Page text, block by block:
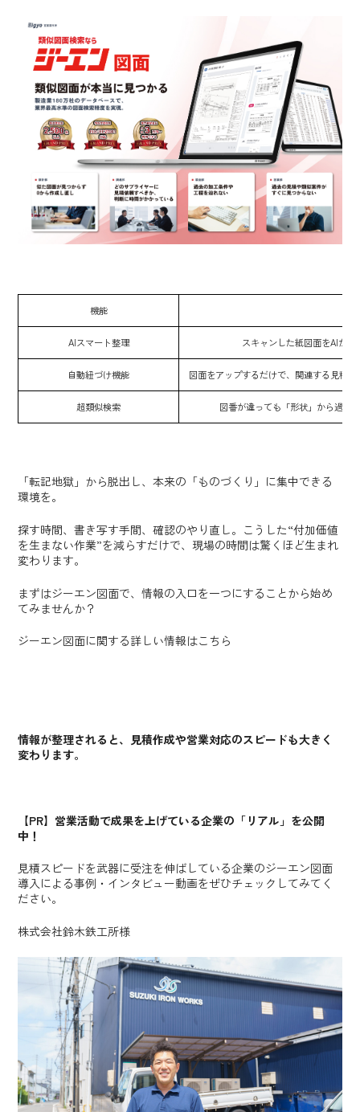
機能
AIスマート整理 スキャンした紙図面をAIが
自動紐づけ機能 図面をアップするだけで、関連する見積
超類似検索 図番が違っても「形状」から過去
「転記地獄」から脱出し、本来の「ものづくり」に集中できる
環境を。
探す時間、書き写す手間、確認のやり直し。こうした“付加価値
を生まない作業”を減らすだけで、現場の時間は驚くほど生まれ
変わります。
まずはジーエン図面で、情報の入口を一つにすることから始め
てみませんか？
ジーエン図面に関する詳しい情報はこちら
情報が整理されると、見積作成や営業対応のスピードも大きく
変わります。
【PR】営業活動で成果を上げている企業の「リアル」を公開
中！
見積スピードを武器に受注を伸ばしている企業のジーエン図面
導入による事例・インタビュー動画をぜひチェックしてみてく
ださい。
株式会社鈴木鉄工所様